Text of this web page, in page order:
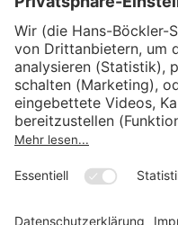
Wirtschafts-
Institut für